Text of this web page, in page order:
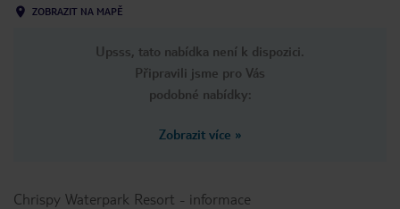
ZOBRAZIT NA MAPĚ
Upsss, tato nabídka není k dispozici.
Připravili jsme pro Vás
podobné nabídky:
Zobrazit více »
Chrispy Waterpark Resort - informace